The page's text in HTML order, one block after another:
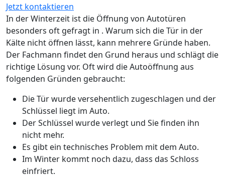
Jetzt kontaktieren
In der Winterzeit ist die Öffnung von Autotüren
besonders oft gefragt in . Warum sich die Tür in der
Kälte nicht öffnen lässt, kann mehrere Gründe haben.
Der Fachmann findet den Grund heraus und schlägt die
richtige Lösung vor. Oft wird die Autoöffnung aus
folgenden Gründen gebraucht:
Die Tür wurde versehentlich zugeschlagen und der
Schlüssel liegt im Auto.
Der Schlüssel wurde verlegt und Sie finden ihn
nicht mehr.
Es gibt ein technisches Problem mit dem Auto.
Im Winter kommt noch dazu, dass das Schloss
einfriert.